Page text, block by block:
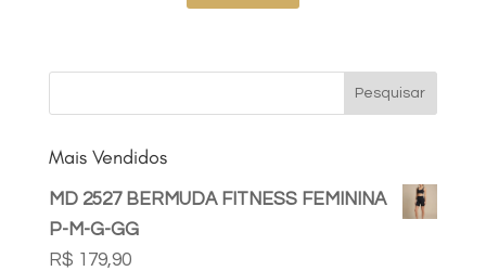
Mais Vendidos
MD 2527 BERMUDA FITNESS FEMININA
P-M-G-GG
R$ 179,90